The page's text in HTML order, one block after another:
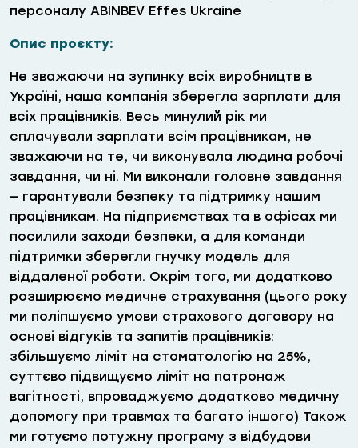
персоналу ABINBEV Effes Ukraine
Опис проєкту:
Не зважаючи на зупинку всіх виробництв в
Україні, наша компанія зберегла зарплати для
всіх працівників. Весь минулий рік ми
сплачували зарплати всім працівникам, не
зважаючи на те, чи виконувала людина робочі
завдання, чи ні. Ми виконали головне завдання
— гарантували безпеку та підтримку нашим
працівникам. На підприємствах та в офісах ми
посилили заходи безпеки, а для команди
підтримки зберегли гнучку модель для
віддаленої роботи. Окрім того, ми додатково
розширюємо медичне страхування (цього року
ми поліпшуємо умови страхового договору на
основі відгуків та запитів працівників:
збільшуємо ліміт на стоматологію на 25%,
суттєво підвищуємо ліміт на патронаж
вагітності, впроваджуємо додатково медичну
допомогу при травмах та багато іншого) Також
ми готуємо потужну програму з відбудови